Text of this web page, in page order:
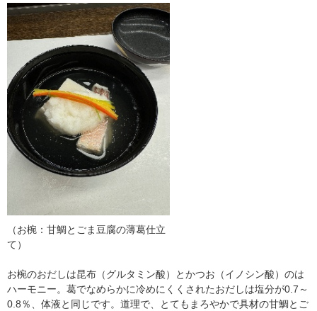
（お椀：甘鯛とごま豆腐の薄葛仕立
て）
お椀のおだしは昆布（グルタミン酸）とかつお（イノシン酸）のは
ハーモニー。葛でなめらかに冷めにくくされたおだしは塩分が0.7～
0.8％、体液と同じです。道理で、とてもまろやかで具材の甘鯛とご